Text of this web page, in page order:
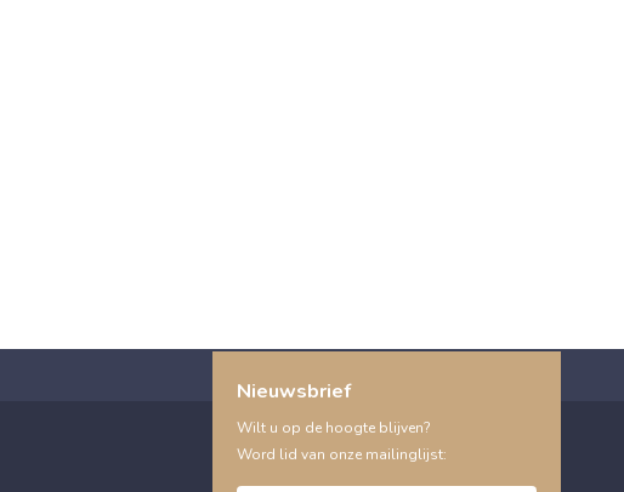
Nieuwsbrief
Wilt u op de hoogte blijven?
Word lid van onze mailinglijst: